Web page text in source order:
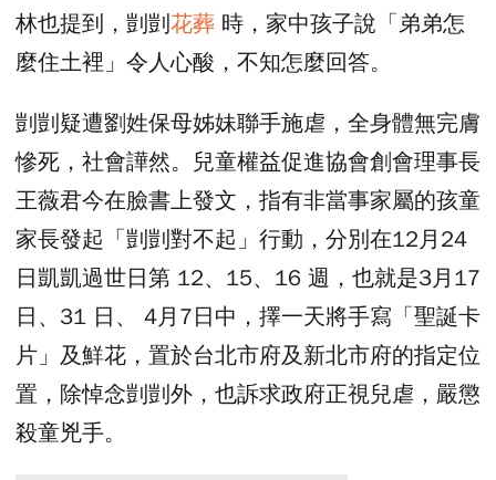
林也提到，剴剴花葬 時，家中孩子說「弟弟怎
麼住土裡」令人心酸，不知怎麼回答。
剴剴疑遭劉姓保母姊妹聯手施虐，全身體無完膚
慘死，社會譁然。兒童權益促進協會創會理事長
王薇君今在臉書上發文，指有非當事家屬的孩童
家長發起「剴剴對不起」行動，分別在12月24
日凱凱過世日第 12、15、16 週，也就是3月17
日、31 日、 4月7日中，擇一天將手寫「聖誕卡
片」及鮮花，置於台北市府及新北市府的指定位
置，除悼念剴剴外，也訴求政府正視兒虐，嚴懲
殺童兇手。